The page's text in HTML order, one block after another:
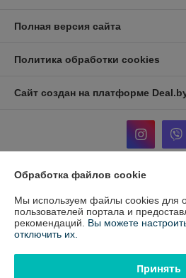
Полная версия сайта
Политика обработки cookies
Сайт создан на платформе
Юридическое лицо:ООО
223056, Минская область, Минский район,
Армейская, 7-34
Регистрационный номер ЕГР: 692120876
Обработка файлов cookie
Мы используем файлы cookies для
пользователей портала и
рекомендаций. Вы можете
отключить их.
Принять